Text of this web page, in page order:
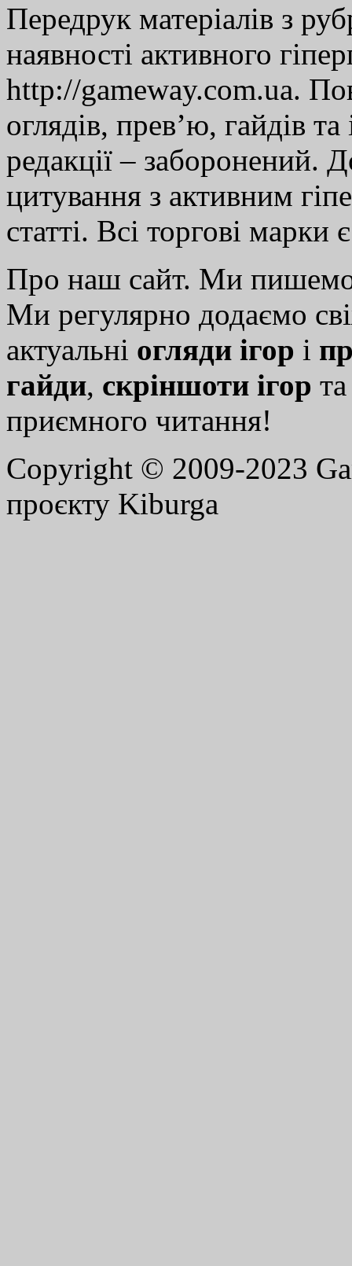
Передрук матеріалів з
наявності активного
http://gameway.com.ua.
оглядів, прев’ю, гайдів
редакції – заборонений.
цитування з активним
статті. Всі торгові марки
Про наш сайт. Ми
Ми регулярно додаємо
актуальні огляди ігор і
гайди, скріншоти ігор
приємного читання!
Copyright © 2009-2023
проєкту Kiburga